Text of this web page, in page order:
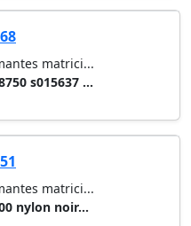
matrici...
s015637 ...
matrici...
nylon noir...